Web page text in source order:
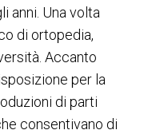
anni. Una volta
di ortopedia,
Accanto
per la
di parti
consentivano di